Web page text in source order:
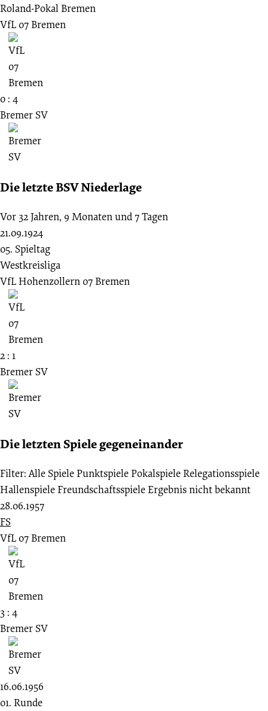
Roland-Pokal Bremen
VfL 07 Bremen
0 : 4
Bremer SV
Die letzte BSV Niederlage
Vor 32 Jahren, 9 Monaten und 7 Tagen
21.09.1924
05. Spieltag
Westkreisliga
VfL Hohenzollern 07 Bremen
2 : 1
Bremer SV
Die letzten Spiele gegeneinander
Filter: Alle SpielePunktspielePokalspieleRelegationsspiele
HallenspieleFreundschaftsspieleErgebnis nicht bekannt
28.06.1957
FS
VfL 07 Bremen
3 : 4
Bremer SV
16.06.1956
01. Runde